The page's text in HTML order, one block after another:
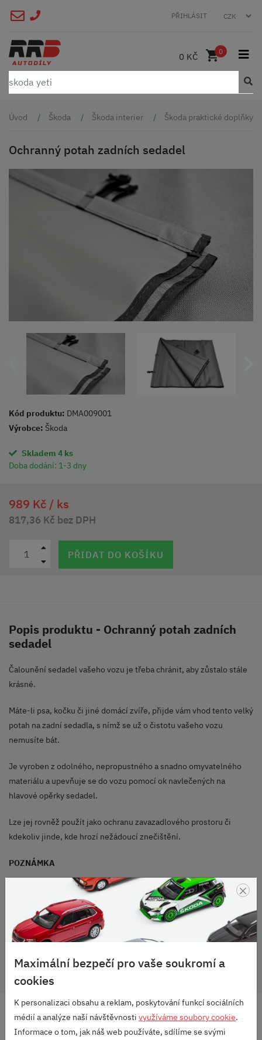
PŘIHLÁSIT
0 KČ 0
Úvod Škoda Škoda interier Škoda praktické doplňky
Ochranný potah zadních sedadel
Kód produktu: DMA009001
Výrobce: Škoda
Skladem 4 ks
Doba dodání: 1-3 dny
989 Kč / ks
817,36 Kč bez DPH
PŘIDAT DO KOŠÍKU
Popis produktu - Ochranný potah zadních
sedadel
Čalounění sedadel vašeho vozu je třeba chránit, aby zůstalo stále
krásné.
Máte-li psa, kočku či jiné domácí zvíře, přijde vám vhod tento velký
potah na zadní sedadla, s nímž se už o čistotu vašeho vozu
nemusíte bát.
Je vyroben z odolného, nepropustného a snadno omyvatelného
materiálu a upevňuje se do vozu pomocí ok navlečených na
hlavové opěrky sedadel.
Lze jej rovněž použít jako ochranu zavazadlového prostoru či
kdekoliv jinde, kde hrozí nežádoucí znečištění.
POZNÁMKA
Potah zadních sedadel nelze kombinovat s bezpečnostními
pásy pro psy.
Škoda - Ochranný transportní potah zadních sedadel
DOPRAVA ZDARMA
OD 2500 KČ
×
Maximální bezpečí pro vaše soukromí a
cookies
K personalizaci obsahu a reklam, poskytování funkcí sociálních
médií a analýze naší návštěvnosti využíváme soubory cookie.
Informace o tom, jak náš web používáte, sdílíme se svými